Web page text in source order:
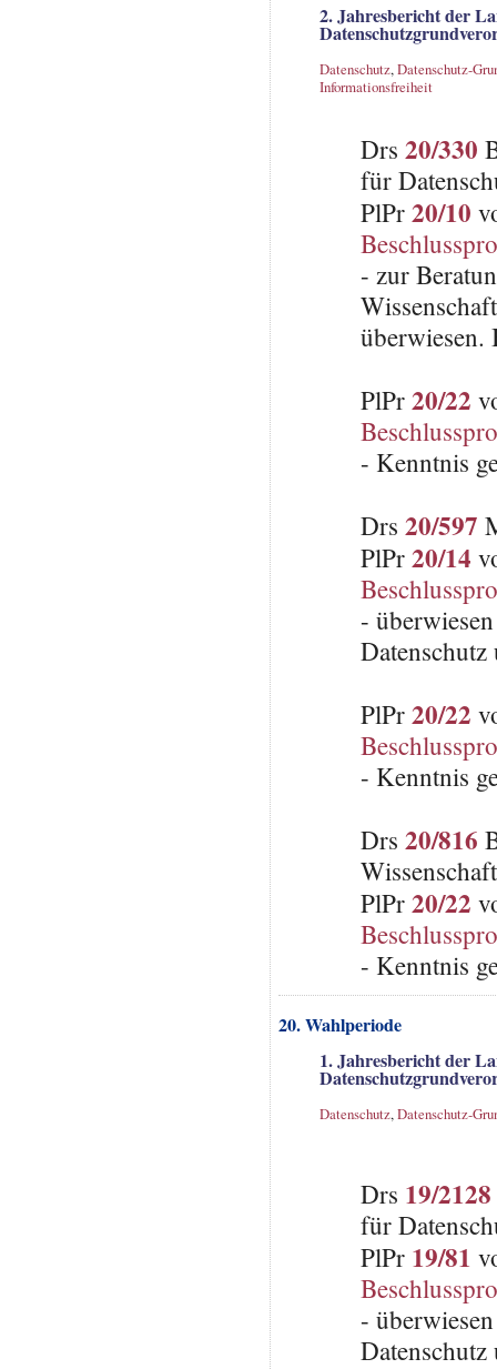
2. Jahresbericht der
Datenschutz,Datenschutz-
Informationsfreiheit
Drs 20/330
für
PlPr20/10
- zur
überwiesen.
PlPr20/22
- Kenntnis
Drs 20/597
PlPr20/14
-
PlPr20/22
- Kenntnis
Drs 20/816
PlPr20/22
- Kenntnis
20. Wahlperiode
1. Jahresbericht der
Datenschutz,Datenschutz-
Drs 19/2128
für
PlPr 19/81
-